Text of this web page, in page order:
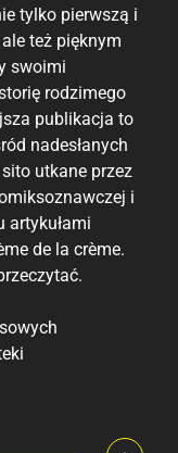
tylko pierwszą i
też pięknym
swoimi
rodzimego
publikacja to
nadesłanych
utkane przez
i
artykułami
de la crème.